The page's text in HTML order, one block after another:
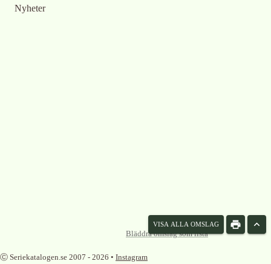
Nyheter
VISA ALLA OMSLAG
Bläddra omslag som lista
Ⓒ Seriekatalogen.se 2007 - 2026 • Instagram